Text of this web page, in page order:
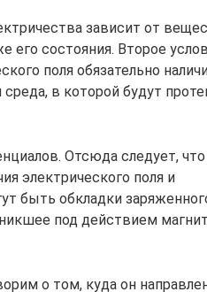
зависит от
его состояния. Второе
поля обязательно
в которой будут
Отсюда следует,
электрического поля и
быть обкладки
под действием
о том, куда он